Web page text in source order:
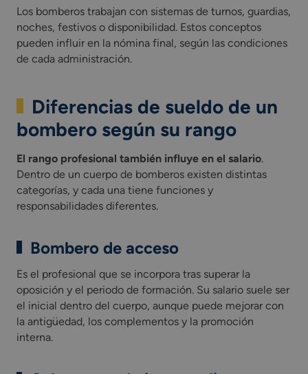
Los bomberos trabajan con sistemas de turnos, guardias,
noches, festivos o disponibilidad. Estos conceptos
pueden influir en la nómina final, según las condiciones
de cada administración.
Diferencias de sueldo de un
bombero según su rango
El rango profesional también influye en el salario.
Dentro de un cuerpo de bomberos existen distintas
categorías, y cada una tiene funciones y
responsabilidades diferentes.
Bombero de acceso
Es el profesional que se incorpora tras superar la
oposición y el periodo de formación. Su salario suele ser
el inicial dentro del cuerpo, aunque puede mejorar con
la antigüedad, los complementos y la promoción
interna.